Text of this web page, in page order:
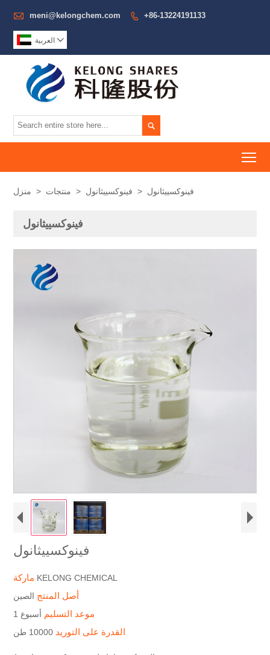
 meni@kelongchem.com  +86-13224191133
العربية 

منزل > منتجات > فينوكسييثانول > فينوكسييثانول
فينوكسييثانول
فينوكسييثانول
KELONG CHEMICAL
أصل المنتج الصين
موعد التسليم أسبوع 1
القدرة على التوريد 10000 طن